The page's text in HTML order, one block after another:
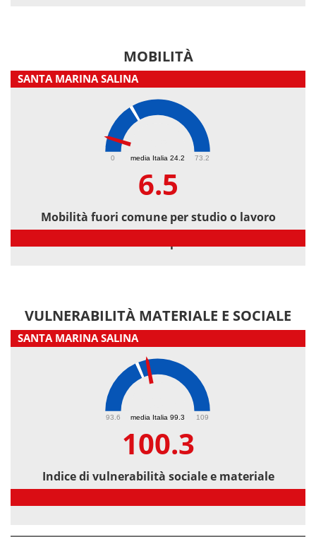
MOBILITÀ
SANTA MARINA SALINA
media Italia 24.2
0 73.2
6.5
Mobilità fuori comune per studio o lavoro
VULNERABILITÀ MATERIALE E SOCIALE
SANTA MARINA SALINA
media Italia 99.3
93.6 109
100.3
Indice di vulnerabilità sociale e materiale